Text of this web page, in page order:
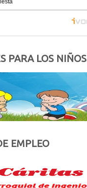
PARA LOS NIÑOS
EMPLEO